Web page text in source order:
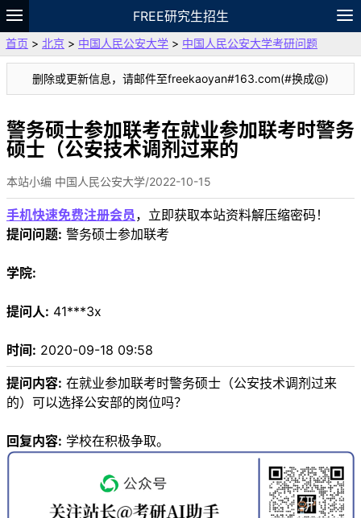
FREE研究生招生
题库
故事 专题 APP 笔记
论坛
VIP
资料
首页 > 北京 > 中国人民公安大学 > 中国人民公安大学考研问题
删除或更新信息，请邮件至freekaoyan#163.com(#换成@)
警务硕士参加联考在就业参加联考时警务
硕士（公安技术调剂过来的
本站小编 中国人民公安大学/2022-10-15
手机快速免费注册会员 ，立即获取本站资料解压缩密码！
提问问题: 警务硕士参加联考
学院:
提问人: 41***3x
时间: 2020-09-18 09:58
提问内容: 在就业参加联考时警务硕士（公安技术调剂过来
的）可以选择公安部的岗位吗？
回复内容: 学校在积极争取。